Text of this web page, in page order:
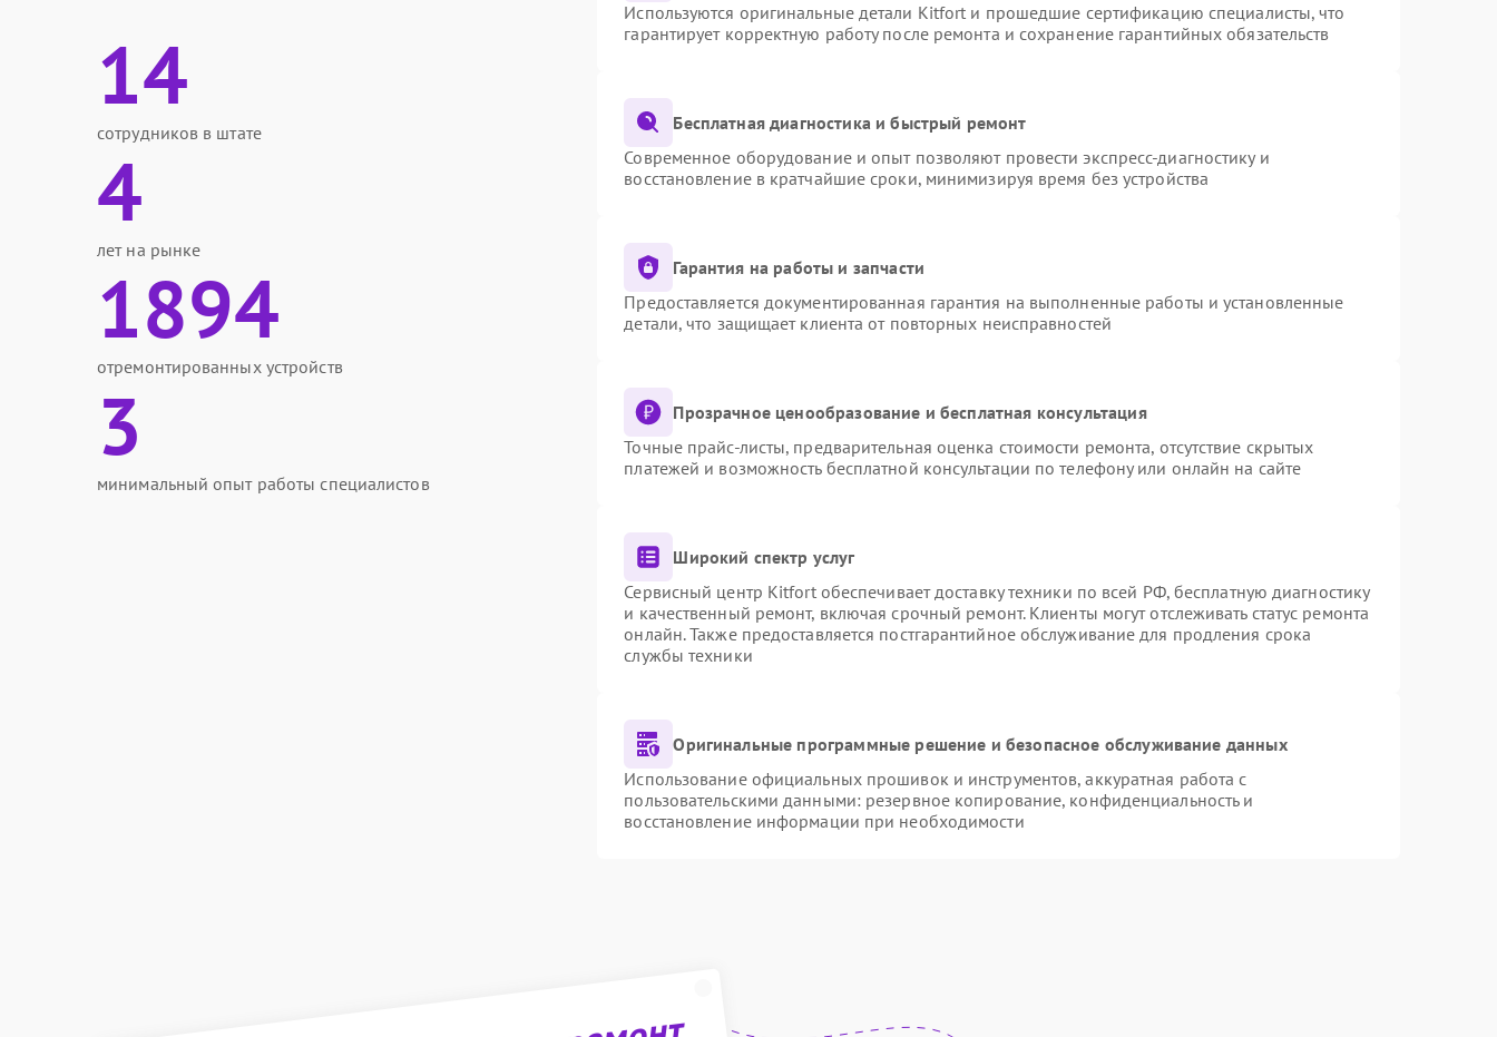
14
сотрудников в штате
4
лет на рынке
1894
отремонтированных устройств
3
минимальный опыт работы специалистов
Используются оригинальные детали Kitfort и прошедшие сертификацию специалисты, что
гарантирует корректную работу после ремонта и сохранение гарантийных обязательств
Бесплатная диагностика и быстрый ремонт
Современное оборудование и опыт позволяют провести экспресс-диагностику и
восстановление в кратчайшие сроки, минимизируя время без устройства
Гарантия на работы и запчасти
Предоставляется документированная гарантия на выполненные работы и установленные
детали, что защищает клиента от повторных неисправностей
Прозрачное ценообразование и бесплатная консультация
Точные прайс-листы, предварительная оценка стоимости ремонта, отсутствие скрытых
платежей и возможность бесплатной консультации по телефону или онлайн на сайте
Широкий спектр услуг
Сервисный центр Kitfort обеспечивает доставку техники по всей РФ, бесплатную диагностику
и качественный ремонт, включая срочный ремонт. Клиенты могут отслеживать статус ремонта
онлайн. Также предоставляется постгарантийное обслуживание для продления срока
службы техники
Оригинальные программные решение и безопасное обслуживание данных
Использование официальных прошивок и инструментов, аккуратная работа с
пользовательскими данными: резервное копирование, конфиденциальность и
восстановление информации при необходимости